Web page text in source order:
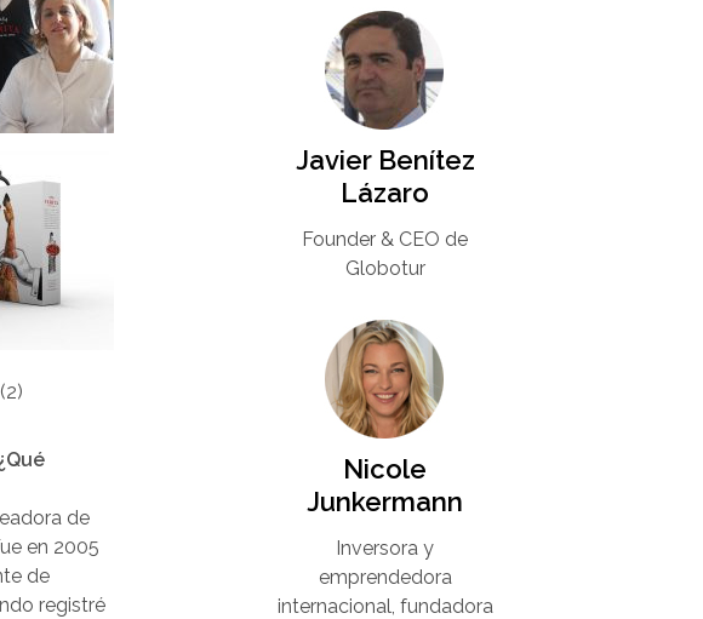
de
en 2005
de
registré
Javier Benítez
Lázaro
Founder & CEO de
Globotur​
Nicole
Junkermann​
Inversora y
emprendedora
internacional, fundadora